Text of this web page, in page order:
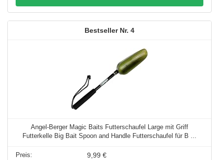
4
Angel-Berger Magic Baits Futterschaufel Large mit Griff
Futterkelle Big Bait Spoon and Handle Futterschaufel für B ...
9,99 €